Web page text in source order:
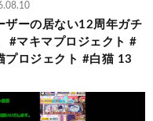
ザーの居ない12周年ガチ
#マキマプロジェクト #
プロジェクト #白猫 13